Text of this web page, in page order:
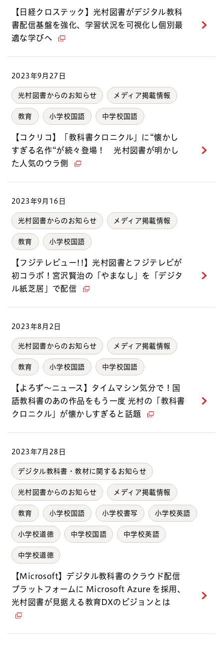
【日経クロステック】光村図書がデジタル教科
書配信基盤を強化、学習状況を可視化し個別最
適な学びへ
2023年9月27日
光村図書からのお知らせ メディア掲載情報
教育 小学校国語 中学校国語
【コクリコ】「教科書クロニクル」に“懐かし
すぎる名作“が続々登場！ 光村図書が明かし
た人気のウラ側
2023年9月16日
光村図書からのお知らせ メディア掲載情報
教育 小学校国語
【フジテレビュー!!】光村図書とフジテレビが
初コラボ！宮沢賢治の「やまなし」を「デジタ
ル紙芝居」で配信
2023年8月2日
光村図書からのお知らせ メディア掲載情報
教育 小学校国語 中学校国語
【よろず〜ニュース】タイムマシン気分で！国
語教科書のあの作品をもう一度 光村の「教科書
クロニクル」が懐かしすぎると話題
2023年7月28日
デジタル教科書・教材に関するお知らせ
光村図書からのお知らせ メディア掲載情報
教育 小学校国語 小学校書写 小学校英語
小学校道徳 中学校国語 中学校英語
中学校道徳
【Microsoft】デジタル教科書のクラウド配信
プラットフォームに Microsoft Azure を採用、
光村図書が見据える教育DXのビジョンとは